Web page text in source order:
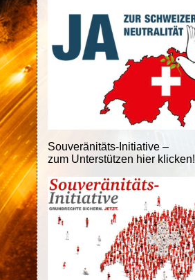
Souveränitäts-Initiative –
zum Unterstützen hier klicken!